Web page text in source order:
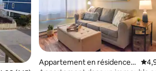
: 4,8 sur 5
Appartement en résidence ⋅